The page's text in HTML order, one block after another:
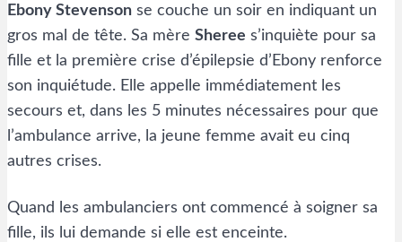
Ebony Stevenson se couche un soir en indiquant un
gros mal de tête. Sa mère Sheree s’inquiète pour sa
fille et la première crise d’épilepsie d’Ebony renforce
son inquiétude. Elle appelle immédiatement les
secours et, dans les 5 minutes nécessaires pour que
l’ambulance arrive, la jeune femme avait eu cinq
autres crises.
Quand les ambulanciers ont commencé à soigner sa
fille, ils lui demande si elle est enceinte.